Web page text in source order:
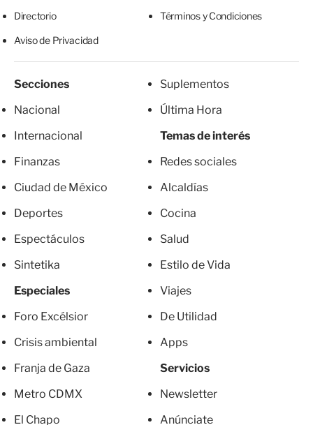
Directorio Términos y Condiciones
Aviso de Privacidad
Secciones
Nacional
Internacional
Finanzas
Ciudad de México
Deportes
Espectáculos
Sintetika
Especiales
Foro Excélsior
Crisis ambiental
Franja de Gaza
Metro CDMX
El Chapo
Suplementos
Última Hora
Temas de interés
Redes sociales
Alcaldías
Cocina
Salud
Estilo de Vida
Viajes
De Utilidad
Apps
Servicios
Newsletter
Anúnciate